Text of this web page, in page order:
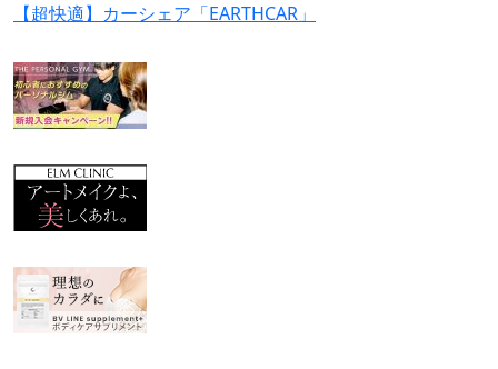
【超快適】カーシェア「EARTHCAR」